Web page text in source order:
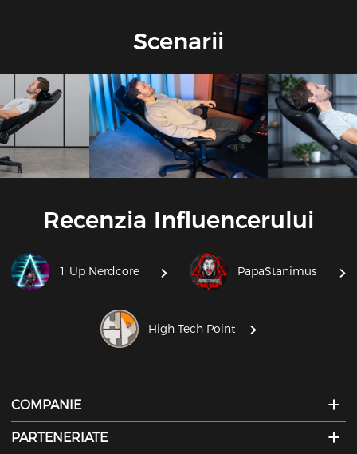
Scenarii
Recenzia Influencerului
1 Up Nerdcore PapaStanimus
High Tech Point
COMPANIE
PARTENERIATE